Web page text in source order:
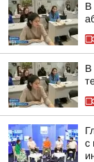
В
В
с